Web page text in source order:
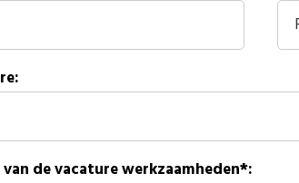
de vacature werkzaamheden*: